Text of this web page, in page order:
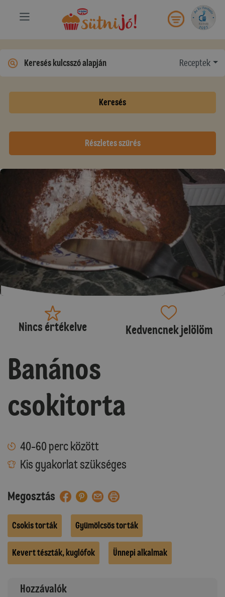
Receptek
Keresés
Részletes szűrés
Nincs értékelve Kedvencnek jelölöm
Banános
csokitorta
40-60 perc között
Kis gyakorlat szükséges
Megosztás
Csokis torták Gyümölcsös torták
Kevert tészták, kuglófok Ünnepi alkalmak
Hozzávalók